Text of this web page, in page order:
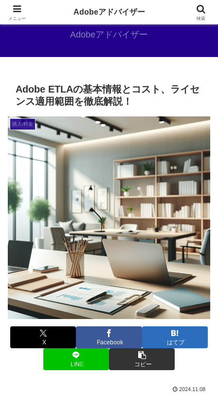
Adobe好きのAdobe推しブログ
Adobeアドバイザー
Adobe ETLAの基本情報とコスト、ライセ
ンス適用範囲を徹底解説！
購入/料金
X Facebook はてブ
LINE コピー
2024.11.08
メニュー
Adobeアドバイザー
検索